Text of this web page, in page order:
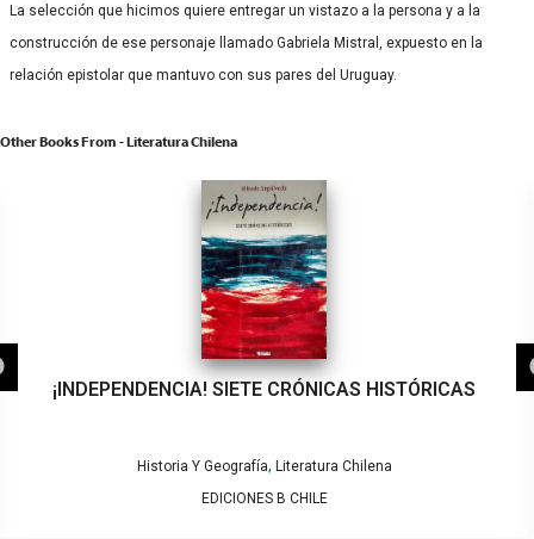
La selección que hicimos quiere entregar un vistazo a la persona y a la
construcción de ese personaje llamado Gabriela Mistral, expuesto en la
relación epistolar que mantuvo con sus pares del Uruguay.
Other Books From - Literatura Chilena
¡INDEPENDENCIA! SIETE CRÓNICAS HISTÓRICAS
Historia Y Geografía, Literatura Chilena
EDICIONES B CHILE